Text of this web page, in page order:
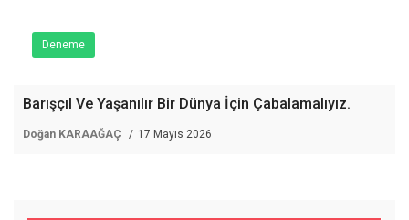
Deneme
Barışçıl Ve Yaşanılır Bir Dünya İçin Çabalamalıyız.
Doğan KARAAĞAÇ 17 Mayıs 2026